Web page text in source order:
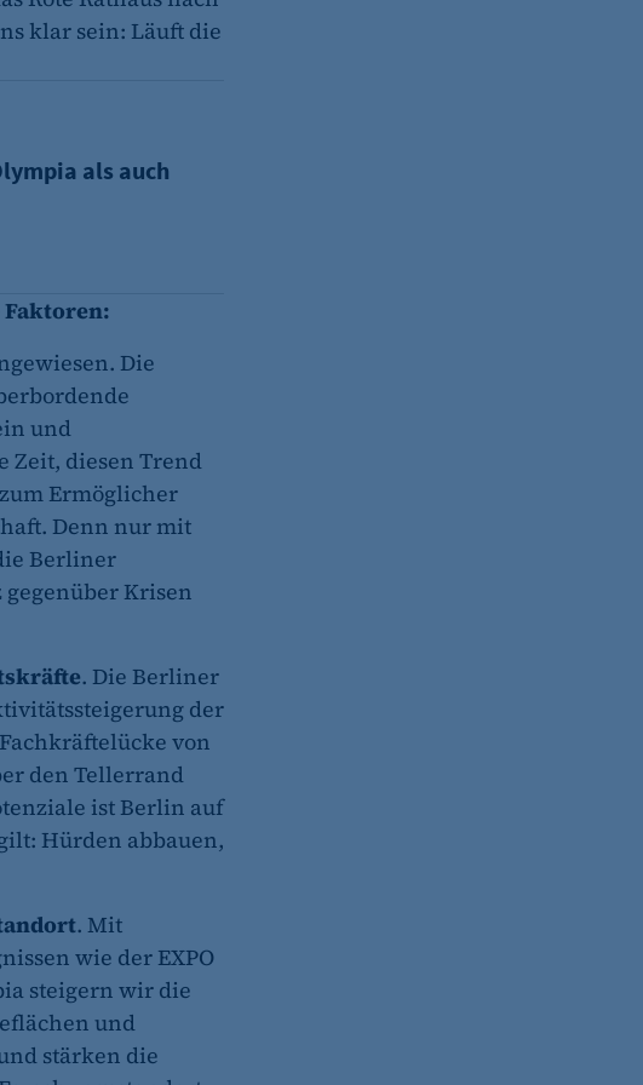
verwendet.
Optionen des Benutzers
klar sein: Läuft die
als auch
Die
und
Zeit, diesen Trend
Ermöglicher
Denn nur mit
Berliner
Krisen
. Die Berliner
der
von
den Tellerrand
ist Berlin auf
Hürden abbauen,
. Mit
wie der EXPO
steigern wir die
und
stärken die